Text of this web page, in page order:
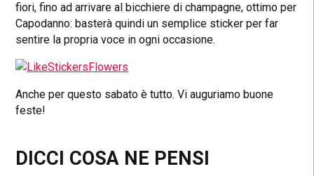
fiori, fino ad arrivare al bicchiere di champagne, ottimo per
Capodanno: basterà quindi un semplice sticker per far
sentire la propria voce in ogni occasione.
Anche per questo sabato è tutto. Vi auguriamo buone
feste!
DICCI COSA NE PENSI